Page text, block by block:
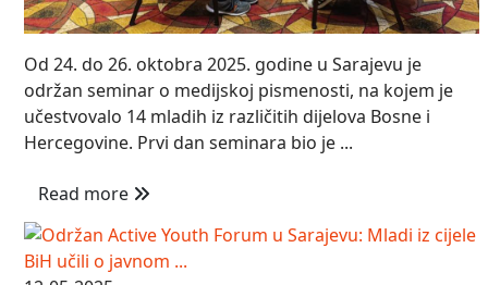
Od 24. do 26. oktobra 2025. godine u Sarajevu je
održan seminar o medijskoj pismenosti, na kojem je
učestvovalo 14 mladih iz različitih dijelova Bosne i
Hercegovine. Prvi dan seminara bio je ...
Read more